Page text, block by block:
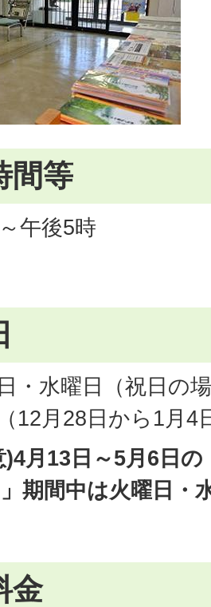
間等
午後5時
・水曜日（祝日の
12月28日から1月4
)4月13日～5月6日
期間中は火曜日・
金